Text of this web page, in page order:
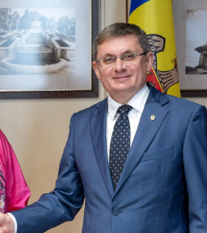
3 ore
de 330 kV Bălți–
avariată în urma
naturale